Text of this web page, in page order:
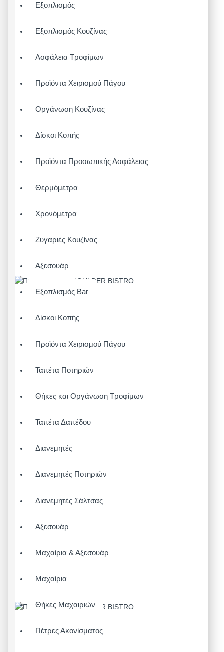
Εξοπλισμός
Εξοπλισμός Κουζίνας
Ασφάλεια Τροφίμων
Προϊόντα Χειρισμού Πάγου
Οργάνωση Κουζίνας
Δίσκοι Κοπής
Προϊόντα Προσωπικής Ασφάλειας
Θερμόμετρα
Χρονόμετρα
Ζυγαριές Κουζίνας
Αξεσουάρ
Εξοπλισμός Bar
Δίσκοι Κοπής
Προϊόντα Χειρισμού Πάγου
Ταπέτα Ποτηριών
Θήκες και Οργάνωση Τροφίμων
Ταπέτα Δαπέδου
Διανεμητές
Διανεμητές Ποτηριών
Διανεμητές Σάλτσας
Αξεσουάρ
Μαχαίρια & Αξεσουάρ
Μαχαίρια
Θήκες Μαχαιριών
Πέτρες Ακονίσματος